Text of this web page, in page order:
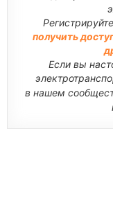
получить
Если вы
в нашем